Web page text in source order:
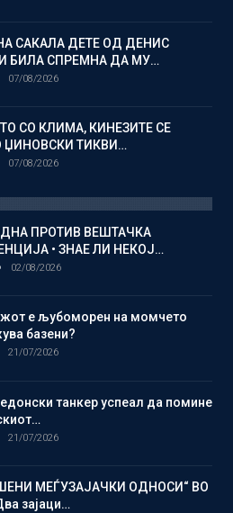
САКАЛА ДЕТЕ ОД ДЕНИС
БИЛА СПРЕМНА ДА МУ…
07/08/2026
СО КЛИМА, КИНЕЗИТЕ СЕ
ЏИНОВСКИ ТИКВИ…
07/08/2026
ПРОТИВ ВЕШТАЧКА
• ЗНАЕ ЛИ НЕКОЈ…
02/08/2026
е љубоморен на момчето
базени?
21/07/2026
танкер успеал да помине
21/07/2026
МЕЃУЗАЈАЧКИ ОДНОСИ“ ВО
зајаци…